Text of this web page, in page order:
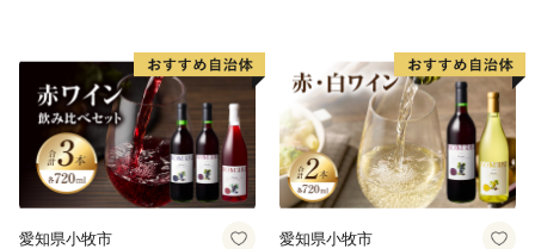
愛知県小牧市 愛知県小牧市